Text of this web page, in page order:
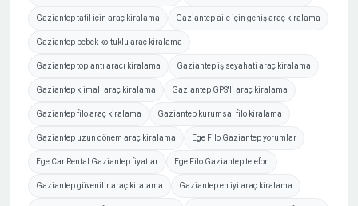
Gaziantep tatil için araç kiralama Gaziantep aile için geniş araç kiralama
Gaziantep bebek koltuklu araç kiralama
Gaziantep toplantı aracı kiralama Gaziantep iş seyahati araç kiralama
Gaziantep klimalı araç kiralama Gaziantep GPS'li araç kiralama
Gaziantep filo araç kiralama Gaziantep kurumsal filo kiralama
Gaziantep uzun dönem araç kiralama Ege Filo Gaziantep yorumlar
Ege Car Rental Gaziantep fiyatlar Ege Filo Gaziantep telefon
Gaziantep güvenilir araç kiralama Gaziantep en iyi araç kiralama